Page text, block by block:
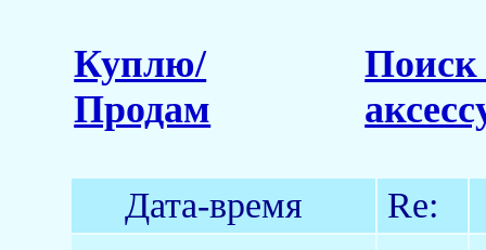
Куплю/
Продам
Поиск
Дата-время Re: